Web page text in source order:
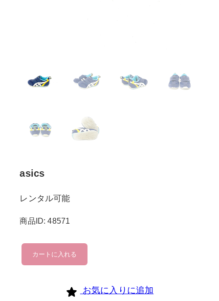
asics
レンタル可能
商品ID: 48571
asics
個
カートに入れる
お気に入りに追加